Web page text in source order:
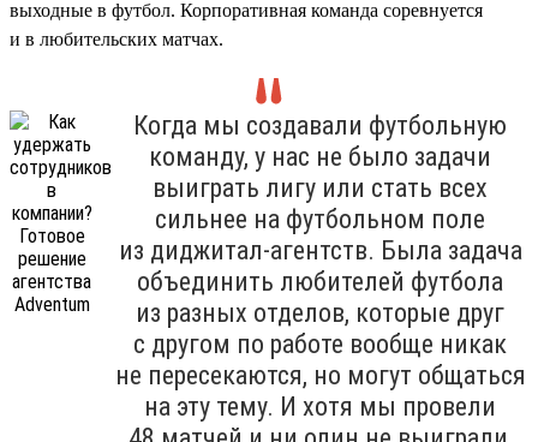
выходные в футбол. Корпоративная команда соревнуется
и в любительских матчах.
Когда мы создавали футбольную
команду, у нас не было задачи
выиграть лигу или стать всех
сильнее на футбольном поле
из диджитал-агентств. Была задача
объединить любителей футбола
из разных отделов, которые друг
с другом по работе вообще никак
не пересекаются, но могут общаться
на эту тему. И хотя мы провели